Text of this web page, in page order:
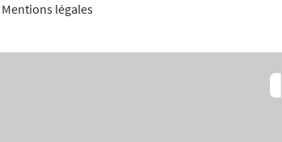
Mentions légales